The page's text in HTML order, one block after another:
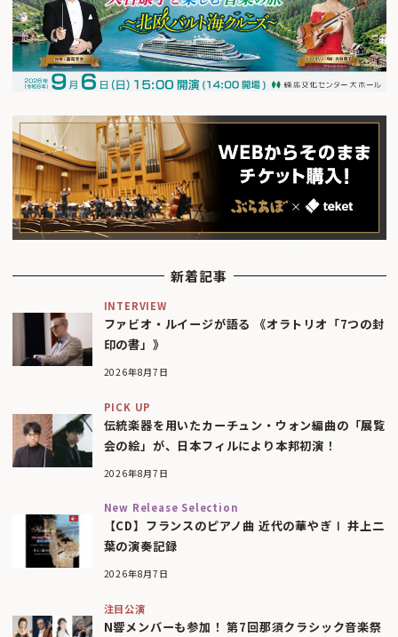
新着記事
INTERVIEW
ファビオ・ルイージが語る 《オラトリオ「7つの封
印の書」》
2026年8月7日
PICK UP
伝統楽器を用いたカーチュン・ウォン編曲の「展覧
会の絵」が、日本フィルにより本邦初演！
2026年8月7日
New Release Selection
【CD】フランスのピアノ曲 近代の華やぎⅠ 井上二
葉の演奏記録
2026年8月7日
注目公演
N響メンバーも参加！ 第7回那須クラシック音楽祭